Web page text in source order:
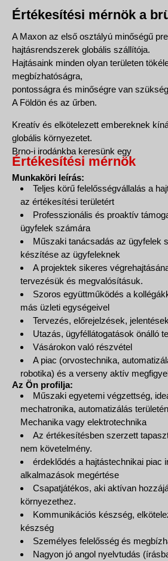
Értékesítési mérnök a
A Maxon az első osztályú minőségű
hajtásrendszerek globális szállítója.
Hajtásaink minden olyan területen
megbízhatóságra,
pontosságra és minőségre van
A Földön és az űrben.
Kreatív és elkötelezett embereknek
globális környezetet.
Brno-i irodánkba keresünk egy
Értékesítési mérnök
Munkaköri leírás:
Teljes körű felelősségvállalás a
az értékesítési területért
Professzionális és proaktív
ügyfelek számára
Műszaki tanácsadás az ügyfelek
készítése az ügyfeleknek
A projektek sikeres
tervezésük és megvalósításuk.
Szoros együttműködés a
más üzleti egységeivel
Tervezés, előrejelzések,
Utazás, ügyféllátogatások önálló
Vásárokon való részvétel
A piac (orvostechnika,
robotika) és a verseny aktív
Az Ön profilja:
Műszaki egyetemi végzettség,
mechatronika, automatizálás
Mechanika vagy elektrotechnika
Az értékesítésben szerzett
nem követelmény.
érdeklődés a hajtástechnikai piac
alkalmazások megértése
Csapatjátékos, aki aktívan
környezethez.
Kommunikációs készség,
készség
Személyes felelősség és
Nagyon jó angol nyelvtudás